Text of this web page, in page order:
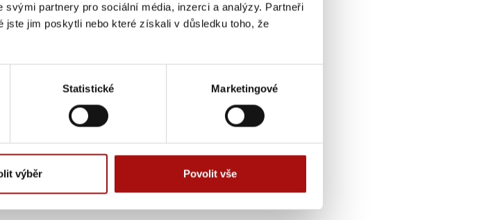
partnery pro sociální média, inzerci a analýzy. Partneři
jim poskytli nebo které získali v důsledku toho, že
Statistické Marketingové
výběr Povolit vše